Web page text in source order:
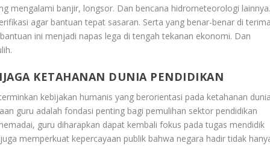
mengalami banjir, longsor. Dan bencana hidrometeorologi lainnya.
agar bantuan tepat sasaran. Serta yang benar-benar di terima
ini menjadi napas lega di tengah tekanan ekonomi. Dan
KETAHANAN DUNIA PENDIDIKAN
kebijakan humanis yang berorientasi pada ketahanan dunia
guru adalah fondasi penting bagi pemulihan sektor pendidikan
guru diharapkan dapat kembali fokus pada tugas mendidik
memperkuat kepercayaan publik bahwa negara hadir tidak